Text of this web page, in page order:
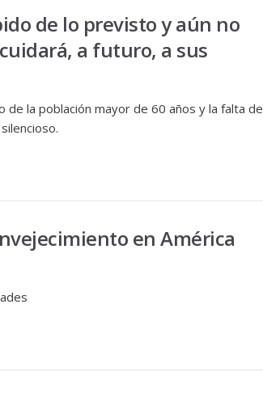
de lo previsto y aún no
a futuro, a sus
de la población mayor de 60 años y la falta de
en América